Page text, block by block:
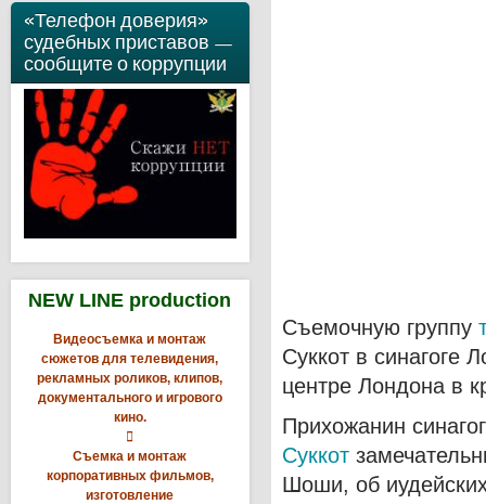
«Телефон доверия»
судебных приставов —
сообщите о коррупции
NEW LINE production
Видеосъемка и монтаж
сюжетов для телевидения,
рекламных роликов, клипов,
документального и игрового
кино.

Съемка и монтаж
корпоративных фильмов,
изготовление
Съемочную группу
Суккот в синагоге
центре Лондона в
Прихожанин
Суккот
Шоши, об